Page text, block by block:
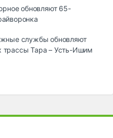
обновляют 65-
службы обновляют
трассы Тара – Усть-Ишим